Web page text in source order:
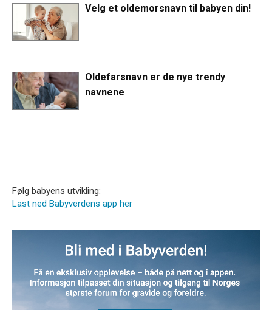
Velg et oldemorsnavn til babyen din!
Oldefarsnavn er de nye trendy
navnene
Følg babyens utvikling:
Last ned Babyverdens app her